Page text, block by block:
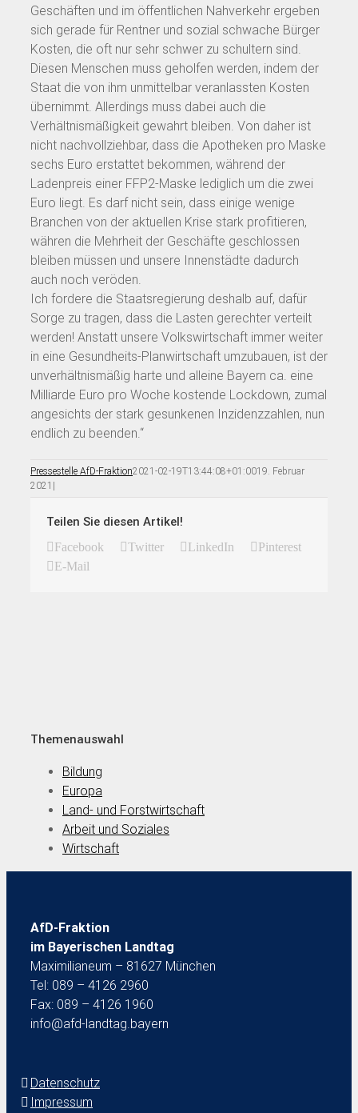
Geschäften und im öffentlichen Nahverkehr ergeben
sich gerade für Rentner und sozial schwache Bürger
Kosten, die oft nur sehr schwer zu schultern sind.
Diesen Menschen muss geholfen werden, indem der
Staat die von ihm unmittelbar veranlassten Kosten
übernimmt. Allerdings muss dabei auch die
Verhältnismäßigkeit gewahrt bleiben. Von daher ist
nicht nachvollziehbar, dass die Apotheken pro Maske
sechs Euro erstattet bekommen, während der
Ladenpreis einer FFP2-Maske lediglich um die zwei
Euro liegt. Es darf nicht sein, dass einige wenige
Branchen von der aktuellen Krise stark profitieren,
währen die Mehrheit der Geschäfte geschlossen
bleiben müssen und unsere Innenstädte dadurch
auch noch veröden.
Ich fordere die Staatsregierung deshalb auf, dafür
Sorge zu tragen, dass die Lasten gerechter verteilt
werden! Anstatt unsere Volkswirtschaft immer weiter
in eine Gesundheits-Planwirtschaft umzubauen, ist der
unverhältnismäßig harte und alleine Bayern ca. eine
Milliarde Euro pro Woche kostende Lockdown, zumal
angesichts der stark gesunkenen Inzidenzzahlen, nun
endlich zu beenden.“
Pressestelle AfD-Fraktion2021-02-19T13:44:08+01:0019. Februar
2021 |
Teilen Sie diesen Artikel!
Facebook Twitter LinkedIn
Pinterest
E-Mail
Themenauswahl
Bildung
Europa
Land- und Forstwirtschaft
Arbeit und Soziales
Wirtschaft
AfD-Fraktion
im Bayerischen Landtag
Maximilianeum – 81627 München
Tel: 089 – 4126 2960
Fax: 089 – 4126 1960
info@afd-landtag.bayern
Datenschutz
Impressum